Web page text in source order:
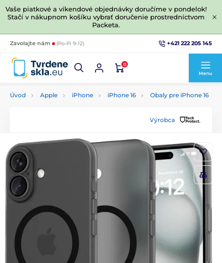
Vaše piatkové a víkendové objednávky doručíme v pondelok!
Stačí v nákupnom košíku vybrať doručenie prostredníctvom
Packeta.
Zavolajte nám (Po-Pi 9-12) +421 222 205 145
0
Menu
Úvod Apple iPhone iPhone 16 Obaly pre iPhone 16
Výrobca